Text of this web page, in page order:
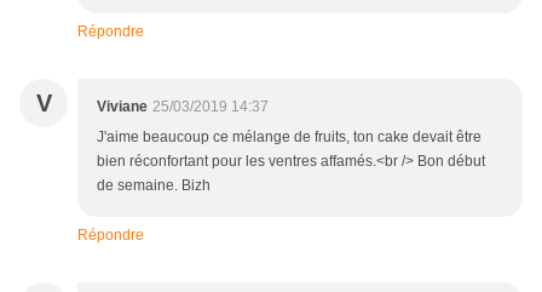
Répondre
V Viviane 25/03/2019 14:37
J'aime beaucoup ce mélange de fruits, ton cake devait être
bien réconfortant pour les ventres affamés.<br /> Bon début
de semaine. Bizh
Répondre